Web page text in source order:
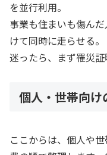
を並行利用。
事業も住まいも傷ん
けて同時に走らせる。
迷ったら、まず罹災証
個人・世帯向け
ここからは、個人や